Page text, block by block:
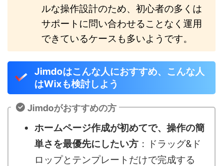
ルな操作設計のため、初心者の多くは
サポートに問い合わせることなく運用
できているケースも多いようです。
Jimdoはこんな人におすすめ、こんな人
はWixも検討しよう
Jimdoがおすすめの方
ホームページ作成が初めてで、操作の簡
単さを最優先にしたい方 ：ドラッグ&ド
ロップとテンプレートだけで完成する